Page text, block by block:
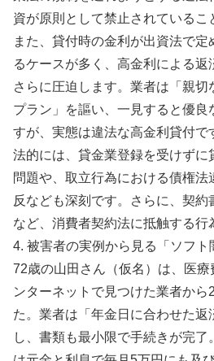
資が原則として禁止されているこ
また、貸付時の金利が出資法で
るケースが多く、高金利による
さらに圧迫します。業者は「親
プラン」を謳い、一見すると優良
すが、実態は違法な高金利貸付で
法的には、貸金業登録を受けずに
問題や、取立行為における債権
反なども深刻です。さらに、契約
など、消費者契約法に抵触する行
4. 被害者の実例から見る「ソフト
72歳の山田さん（仮名）は、医療
ンターネットで見つけた業者から
た。業者は「年金日に合わせた返
し、書類も最小限で手続きが完